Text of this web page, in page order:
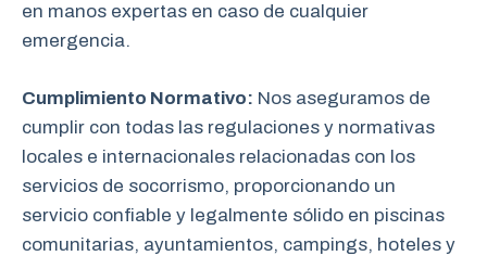
en manos expertas en caso de cualquier
emergencia.
Cumplimiento Normativo: Nos aseguramos de
cumplir con todas las regulaciones y normativas
locales e internacionales relacionadas con los
servicios de socorrismo, proporcionando un
servicio confiable y legalmente sólido en piscinas
comunitarias, ayuntamientos, campings, hoteles y